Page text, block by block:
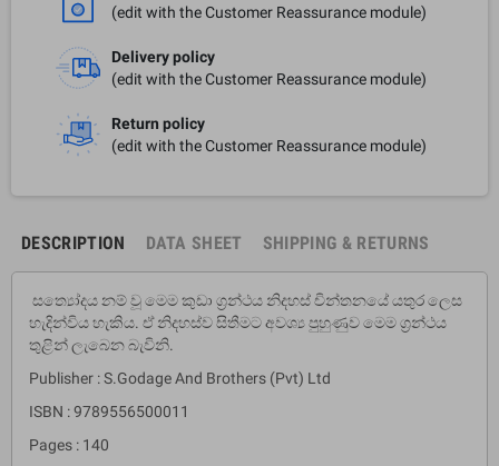
(edit with the Customer Reassurance module)
Delivery policy
(edit with the Customer Reassurance module)
Return policy
(edit with the Customer Reassurance module)
DESCRIPTION DATA SHEET SHIPPING & RETURNS
සත්‍යෝදය නම් වූ මෙම කුඩා ග‍්‍රන්ථය නිදහස් චින්තනයේ යතුර ලෙස
හැදින්විය හැකිය. ඒ නිදහස්ව සිතීමට අවශ්‍ය පුහුණුව මෙම ග‍්‍රන්ථය
තුළින් ලැබෙන බැවිනි.
Publisher : S.Godage And Brothers (Pvt) Ltd
ISBN : 9789556500011
Pages : 140